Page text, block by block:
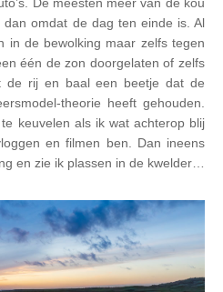
omdat de dag ten einde is. Al
in de bewolking maar zelfs tegen
één de zon doorgelaten of zelfs
de rij en baal een beetje dat de
theorie heeft gehouden.
keuvelen als ik wat achterop blij
en filmen ben. Dan ineens
en zie ik plassen in de kwelder…